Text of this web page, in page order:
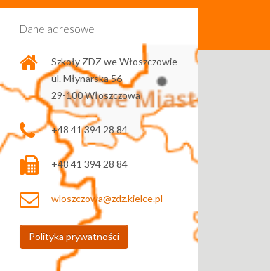
Dane adresowe
Szkoły ZDZ we Włoszczowie
ul. Młynarska 56
29-100 Włoszczowa
+48 41 394 28 84
+48 41 394 28 84
wloszczowa@zdz.kielce.pl
Polityka prywatności